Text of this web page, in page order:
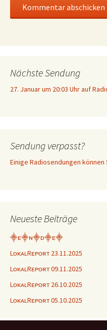
Nächste Sendung
27. Januar um 20:03 Uhr auf
Sendung verpasst?
Einige Radiosendungen können
Neueste Beiträge
⸎ᴇ⸎ɴ⸎ᴅ⸎ᴇ⸎
LᴏᴋᴀʟRᴇᴘᴏʀᴛ 23.11.2025
LᴏᴋᴀʟRᴇᴘᴏʀᴛ 09.11.2025
LᴏᴋᴀʟRᴇᴘᴏʀᴛ 26.10.2025
LᴏᴋᴀʟRᴇᴘᴏʀᴛ 05.10.2025